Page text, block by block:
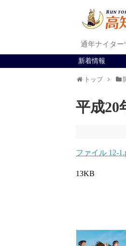
通年ナイター
新着情報
トップ
平成
ファイル 12-
13KB